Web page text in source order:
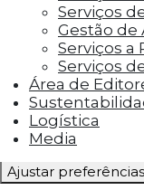
Cookies
Os cookies
entregar aos
visitaram
campanha
Ajustar preferências
Serviços
Gestão de
Serviços a
Serviços
Área de
Logística
Media